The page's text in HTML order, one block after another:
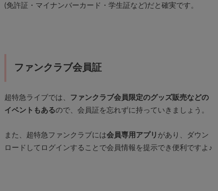
(免許証・マイナンバーカード・学生証など)だと確実です。
ファンクラブ会員証
超特急ライブでは、 ファンクラブ会員限定のグッズ販売などの
イベントもあるので、会員証を忘れずに持っていきましょう。
また、超特急ファンクラブには会員専用アプリ があり、ダウン
ロードしてログインすることで会員情報を提示でき便利ですよ♪